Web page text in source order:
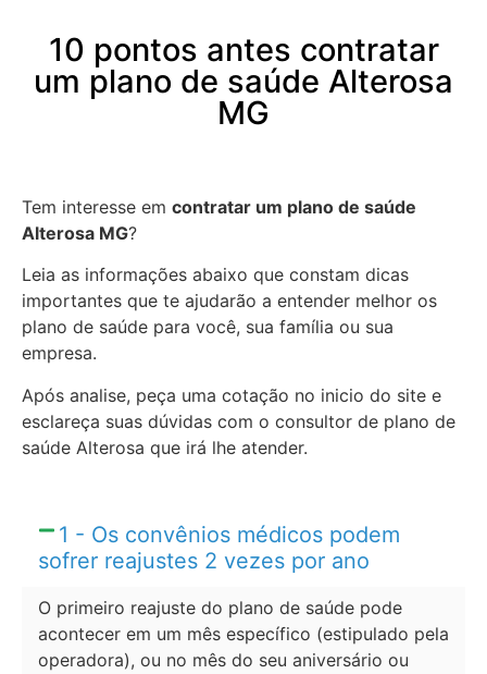
10 pontos antes contratar
um plano de saúde Alterosa
MG
Tem interesse em contratar um plano de saúde
Alterosa MG?
Leia as informações abaixo que constam dicas
importantes que te ajudarão a entender melhor os
plano de saúde para você, sua família ou sua
empresa.
Após analise, peça uma cotação no inicio do site e
esclareça suas dúvidas com o consultor de plano de
saúde Alterosa que irá lhe atender.
1 - Os convênios médicos podem
sofrer reajustes 2 vezes por ano
O primeiro reajuste do plano de saúde pode
acontecer em um mês específico (estipulado pela
operadora), ou no mês do seu aniversário ou